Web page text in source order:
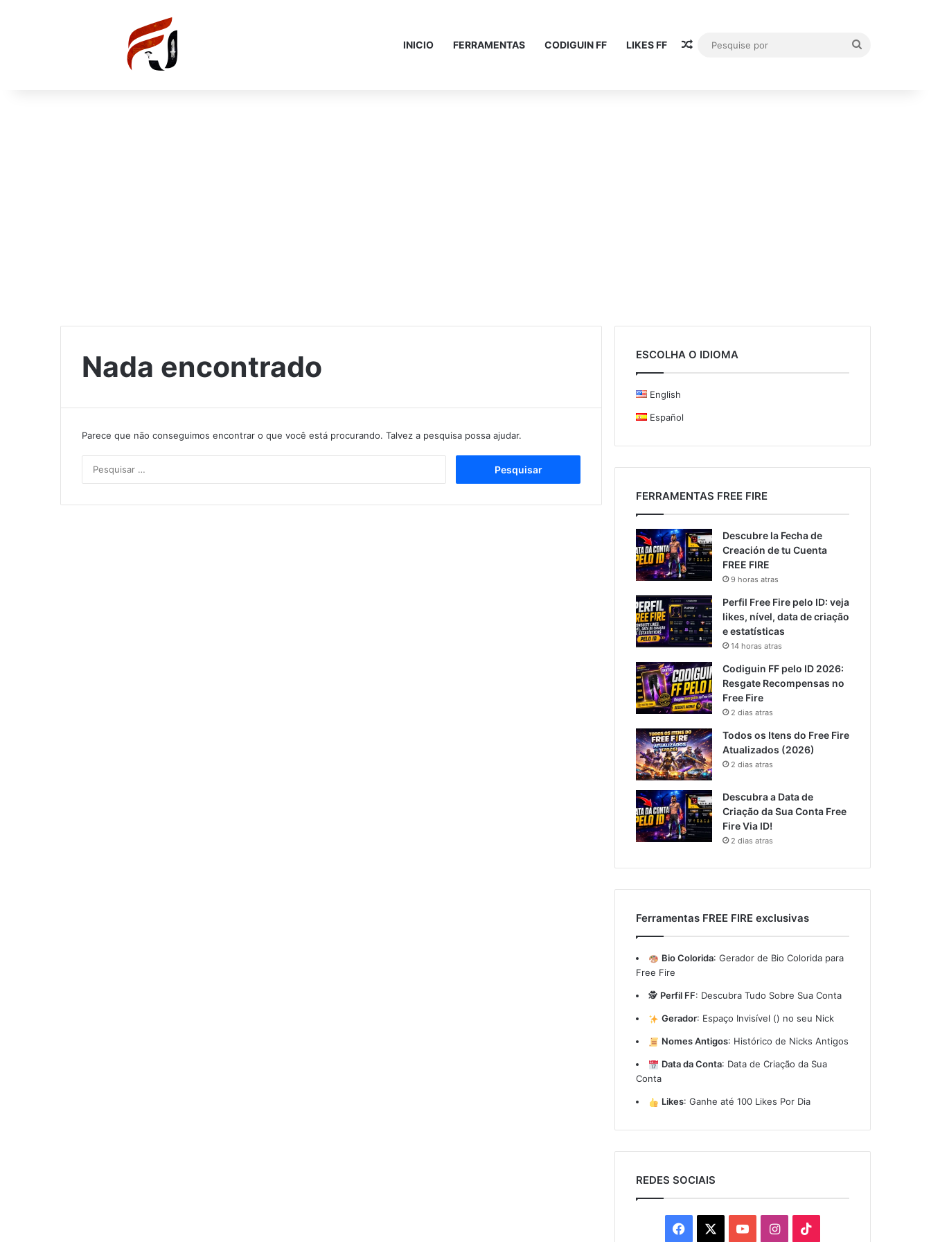
INICIO FERRAMENTAS CODIGUIN FF LIKES FF Artigo aleatório
Nada encontrado
Parece que não conseguimos encontrar o que você está procurando. Talvez a pesquisa possa ajudar.
ESCOLHA O IDIOMA
English
Español
FERRAMENTAS FREE FIRE
Descubre la Fecha de
Creación de tu Cuenta
FREE FIRE
9 horas atras
Perfil Free Fire pelo ID: veja
likes, nível, data de criação
e estatísticas
14 horas atras
Codiguin FF pelo ID 2026:
Resgate Recompensas no
Free Fire
2 dias atras
Todos os Itens do Free Fire
Atualizados (2026)
2 dias atras
Descubra a Data de
Criação da Sua Conta Free
Fire Via ID!
2 dias atras
Ferramentas FREE FIRE exclusivas
Bio Colorida: Gerador de Bio Colorida para
Free Fire
🕵️ Perfil FF: Descubra Tudo Sobre Sua Conta
Gerador: Espaço Invisível (ㅤ) no seu Nick
Nomes Antigos: Histórico de Nicks Antigos
Data da Conta: Data de Criação da Sua
Conta
Likes: Ganhe até 100 Likes Por Dia
REDES SOCIAIS
Facebook YouTubeInstagram